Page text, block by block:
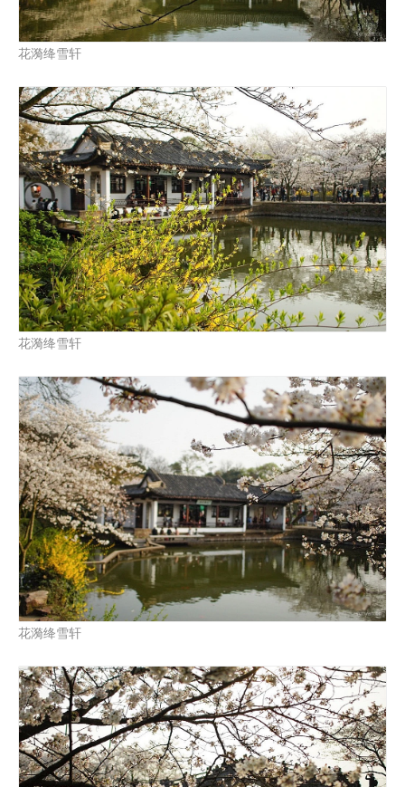
花漪绛雪轩
花漪绛雪轩
花漪绛雪轩